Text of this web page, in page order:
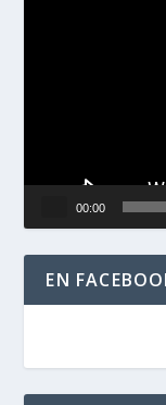
00:00
EN